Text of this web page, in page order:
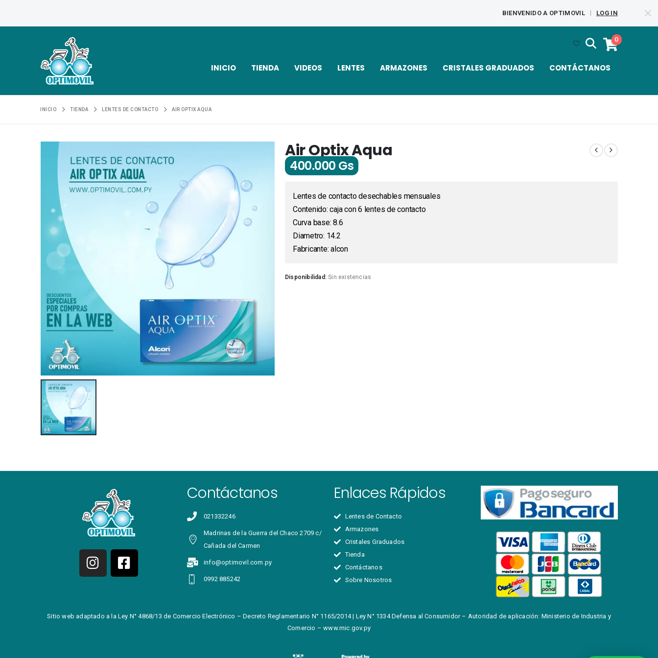
BIENVENIDO A OPTIMOVIL LOG IN
0
INICIO TIENDA VIDEOS LENTES ARMAZONES CRISTALES GRADUADOS CONTÁCTANOS
INICIO TIENDA LENTES DE CONTACTO AIR OPTIX AQUA
Air Optix Aqua
400.000 Gs
Lentes de contacto desechables mensuales
Contenido: caja con 6 lentes de contacto
Curva base: 8.6
Diametro: 14.2
Fabricante: alcon
Disponibilidad:Sin existencias
Contáctanos
021332246
Madrinas de la Guerra del Chaco 2709 c/
Cañada del Carmen
info@optimovil.com.py
0992 885242
Enlaces Rápidos
Lentes de Contacto
Armazones
Cristales Graduados
Tienda
Contáctanos
Sobre Nosotros
Sitio web adaptado a la Ley N° 4868/13 de Comercio Electrónico – Decreto Reglamentario N° 1165/2014 | Ley N° 1334 Defensa al Consumidor – Autoridad de aplicación: Ministerio de Industria y
Comercio –www.mic.gov.py